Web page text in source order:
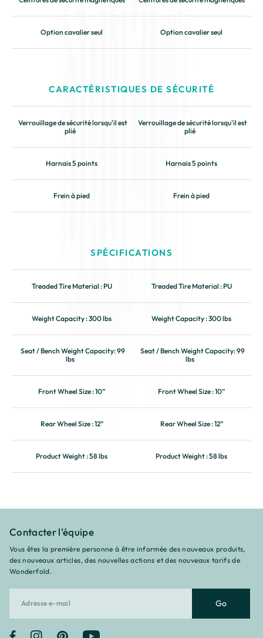
Option cavalier seul Option cavalier seul
CARACTÉRISTIQUES DE SÉCURITÉ
Verrouillage de sécurité lorsqu'il est
plié
Harnais 5 points
Frein à pied
Verrouillage de sécurité lorsqu'il est
plié
Harnais 5 points
Frein à pied
SPÉCIFICATIONS
Treaded Tire Material : PU
Weight Capacity : 300 lbs
Seat / Bench Weight Capacity: 99
lbs
Front Wheel Size : 10”
Rear Wheel Size : 12”
Product Weight : 58 lbs
Treaded Tire Material : PU
Weight Capacity : 300 lbs
Seat / Bench Weight Capacity: 99
lbs
Front Wheel Size : 10”
Rear Wheel Size : 12”
Product Weight : 58 lbs
Contacter l'équipe
Vous êtes la première personne à être informée des nouveaux produits,
des nouveaux articles, des nouvelles actions et des nouveaux tarifs de
Wonderfold.
Go